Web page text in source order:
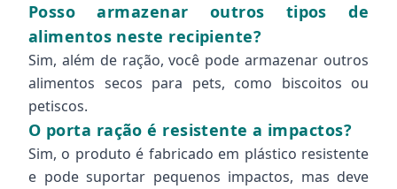
Posso armazenar outros tipos de
alimentos neste recipiente?
Sim, além de ração, você pode armazenar outros
alimentos secos para pets, como biscoitos ou
petiscos.
O porta ração é resistente a impactos?
Sim, o produto é fabricado em plástico resistente
e pode suportar pequenos impactos, mas deve